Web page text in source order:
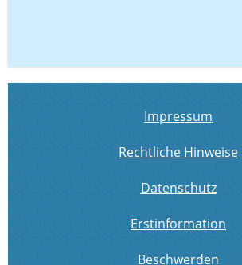
Impressum
Rechtliche Hinweise
Datenschutz
Erstinformation
Beschwerden